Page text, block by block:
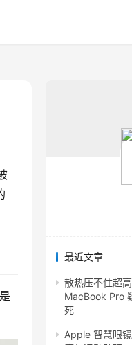
最近文章
散热压不住超
MacBook Pro
死
Apple 智慧眼